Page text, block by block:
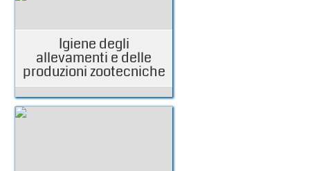
Igiene degli
allevamenti e delle
produzioni zootecniche